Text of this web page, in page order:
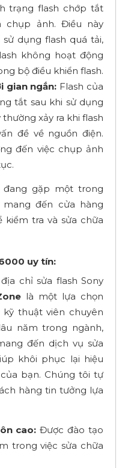
trạng flash chớp tắt
ảnh. Điều này
dụng flash quá tải,
không hoạt động
bộ điều khiển flash.
gian ngắn: Flash của
tắt sau khi sử dụng
xảy ra khi flash
đề về nguồn điện.
đến việc chụp ảnh
gặp một trong
đến cửa hàng
tra và sửa chữa
uy tín:
chỉ sửa flash Sony
là một lựa chọn
kỹ thuật viên chuyên
năm trong ngành,
đến dịch vụ sửa
khôi phục lại hiệu
bạn. Chúng tôi tự
hàng tin tưởng lựa
cao: Được đào tạo
trong việc sửa chữa